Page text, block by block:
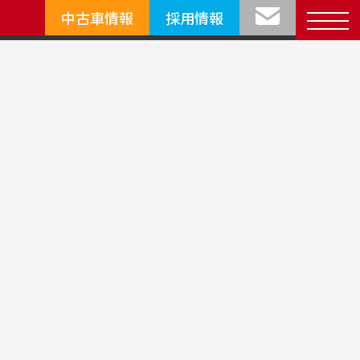
中古車情報 採用情報